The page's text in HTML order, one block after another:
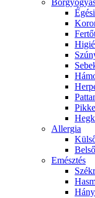
Allergia
Emésztés